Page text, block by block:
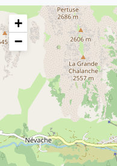
+
−